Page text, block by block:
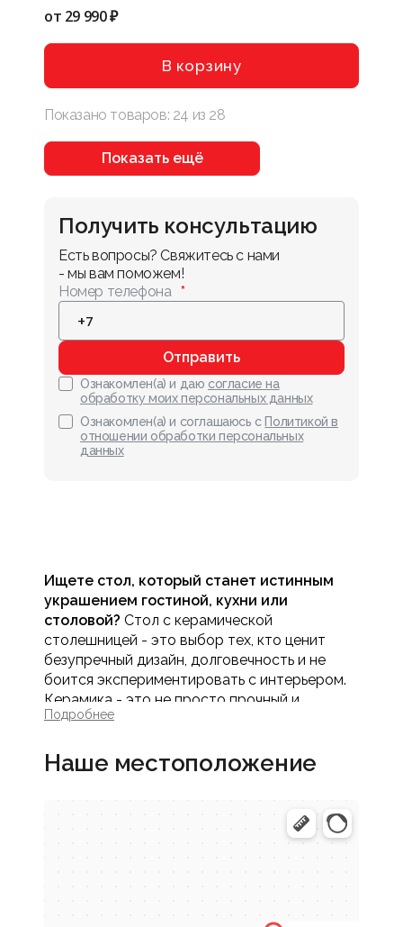
от 29 990 ₽
В корзину
Показано товаров: 24 из 28
Показать ещё
Получить консультацию
Есть вопросы? Свяжитесь с нами
- мы вам поможем!
Номер телефона
Отправить
Ознакомлен(а) и даю согласие на
обработку моих персональных данных
Ознакомлен(а) и соглашаюсь с Политикой в
отношении обработки персональных
данных
Ищете стол, который станет истинным
украшением гостиной, кухни или
столовой? Стол с керамической
столешницей - это выбор тех, кто ценит
безупречный дизайн, долговечность и не
боится экспериментировать с интерьером.
Керамика - это не просто прочный и
гигиеничный материал, это настоящее
интернет-магазине Мебель МАСК
столешницами, способных стать центром
притяжения в любом современном
Подробнее
Наше местоположение